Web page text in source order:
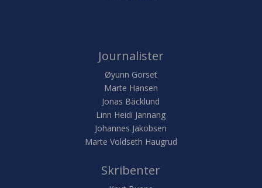
Journalister
Øyunn Gorset
Marte Hansen
Jonas Bäcklund
Linn Heidi Jannang
Johannes Jakobsen
Marte Voldseth Haugrud
Skribenter